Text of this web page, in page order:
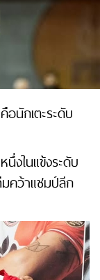
นักเตะระดับ
งในแข้งระดับ
คว้าแชมป์ลีก